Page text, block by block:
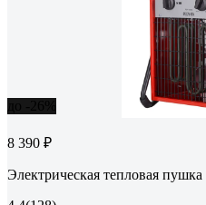
8 390 ₽
Электрическая тепловая